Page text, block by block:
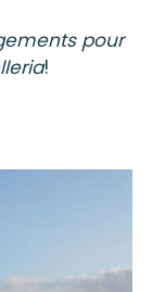
pour
!